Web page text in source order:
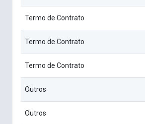
Termo de Contrato
Termo de Contrato
Termo de Contrato
Outros
Outros